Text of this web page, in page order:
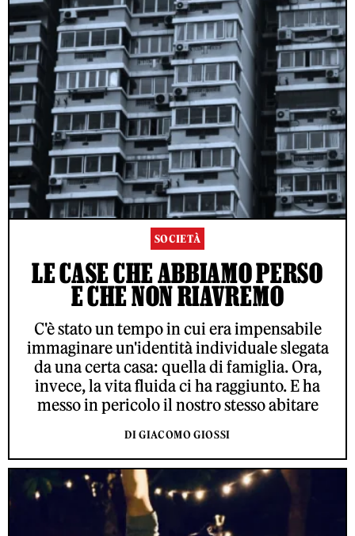
SOCIETÀ
LE CASE CHE ABBIAMO PERSO
E CHE NON RIAVREMO
C'è stato un tempo in cui era impensabile
immaginare un'identità individuale slegata
da una certa casa: quella di famiglia. Ora,
invece, la vita fluida ci ha raggiunto. E ha
messo in pericolo il nostro stesso abitare
DI GIACOMO GIOSSI